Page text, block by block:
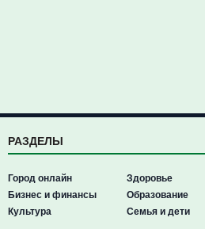
РАЗДЕЛЫ
Город онлайн
Бизнес и финансы
Культура
Здоровье
Образование
Семья и дети